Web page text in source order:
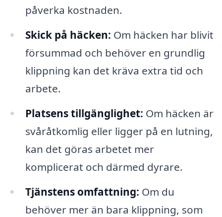
påverka kostnaden.
Skick på häcken: Om häcken har blivit
försummad och behöver en grundlig
klippning kan det kräva extra tid och
arbete.
Platsens tillgänglighet: Om häcken är
svåråtkomlig eller ligger på en lutning,
kan det göras arbetet mer
komplicerat och därmed dyrare.
Tjänstens omfattning: Om du
behöver mer än bara klippning, som